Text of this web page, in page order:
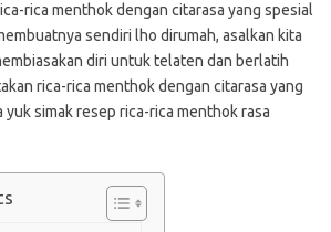
rica menthok dengan citarasa yang spesial
sendiri lho dirumah, asalkan kita
diri untuk telaten dan berlatih
rica-rica menthok dengan citarasa yang
yuk simak resep rica-rica menthok rasa